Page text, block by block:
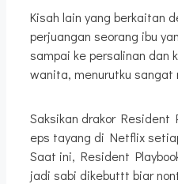
Kisah lain yang berkaitan
perjuangan seorang ibu
sampai ke persalinan dan
wanita, menurutku sangat
Saksikan drakor Resident
eps tayang di Netflix
Saat ini, Resident
jadi sabi dikebuttt biar